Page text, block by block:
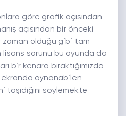
göre grafik açısından
açısından bir önceki
zaman olduğu gibi tam
lisans sorunu bu oyunda da
bir kenara bıraktığımızda
oynanabilen
söylemekte